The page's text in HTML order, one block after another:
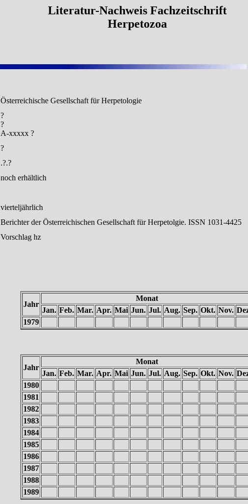
Literatur-Nachweis Fachzeitschrift
Herpetozoa
Österreichische Gesellschaft für Herpetologie
?
?
A-xxxxx ?
?
.?.?
noch erhältlich
vierteljährlich
Berichter der Österreichischen Gesellschaft für Herpetolgie. ISSN 1031-4425
Vorschlag hz
Jahr
Monat
Jan. Feb. Mar. Apr. Mai Jun. Jul. Aug. Sep. Okt. Nov.
1979
Jahr
Monat
Jan. Feb. Mar. Apr. Mai Jun. Jul. Aug. Sep. Okt. Nov.
1980
1981
1982
1983
1984
1985
1986
1987
1988
1989